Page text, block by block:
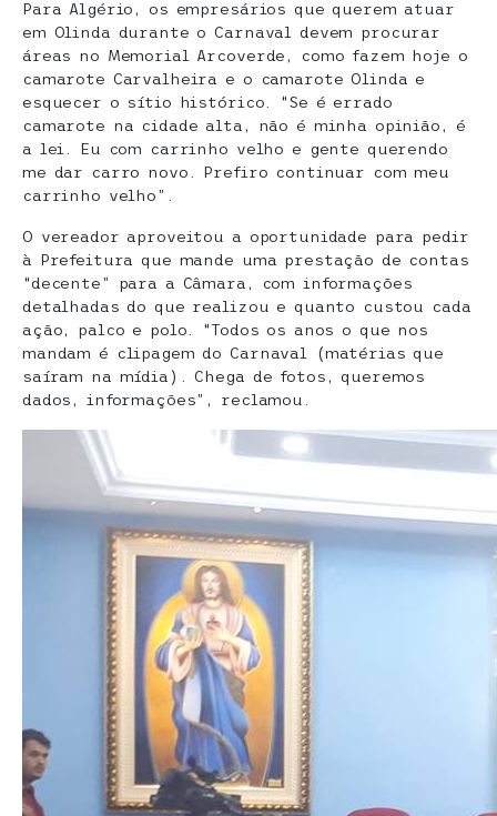
Para Algério, os empresários que querem atuar
em Olinda durante o Carnaval devem procurar
áreas no Memorial Arcoverde, como fazem hoje o
camarote Carvalheira e o camarote Olinda e
esquecer o sítio histórico. “Se é errado
camarote na cidade alta, não é minha opinião, é
a lei. Eu com carrinho velho e gente querendo
me dar carro novo. Prefiro continuar com meu
carrinho velho”.
O vereador aproveitou a oportunidade para pedir
à Prefeitura que mande uma prestação de contas
“decente” para a Câmara, com informações
detalhadas do que realizou e quanto custou cada
ação, palco e polo. “Todos os anos o que nos
mandam é clipagem do Carnaval (matérias que
saíram na mídia). Chega de fotos, queremos
dados, informações”, reclamou.